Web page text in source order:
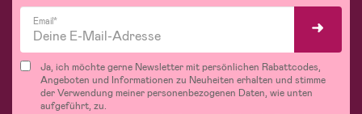
Email*
Ja, ich möchte gerne Newsletter mit persönlichen Rabattcodes,
Angeboten und Informationen zu Neuheiten erhalten und stimme
der Verwendung meiner personenbezogenen Daten, wie unten
aufgeführt, zu.